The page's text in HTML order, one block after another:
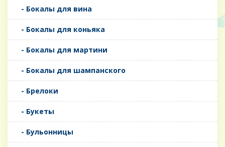
- Бокалы для вина
- Бокалы для коньяка
- Бокалы для мартини
- Бокалы для шампанского
- Брелоки
- Букеты
- Бульонницы